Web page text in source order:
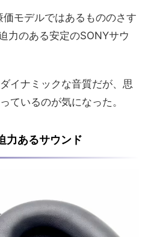
モデルではあるもののさす
力のある安定のSONYサウ
イナミックな音質だが、思
ているのが気になった。
力あるサウンド